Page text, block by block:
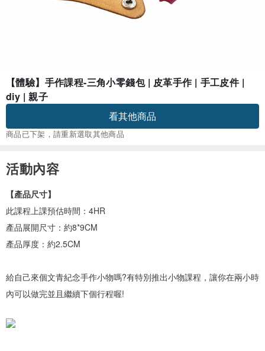
【體驗】手作課程-三角小零錢包 | 皮革手作 | 手工皮件 |
diy | 親子
看其他商品
商品已下架，請重新選取其他商品
活動內容
【產品尺寸】
此課程上課預估時間：4HR
產品展開尺寸：約8*9CM
產品厚度：約2.5CM
給自己來個文青紀念手作小物嗎?有特別推出小物課程，讓你在兩小時
內可以做完並且繼續下個行程喔!